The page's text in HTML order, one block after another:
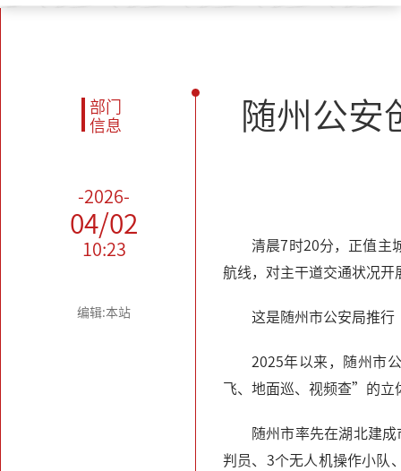
部门
信息
-2026-
04/02
10:23
编辑:本站
随州公
清晨7时20分，正值主
航线，对主干道交通状况开
这是随州市公安局推
2025年以来，随州市
飞、地面巡、视频查”的
随州市率先在湖北建
判员、3个无人机操作小队